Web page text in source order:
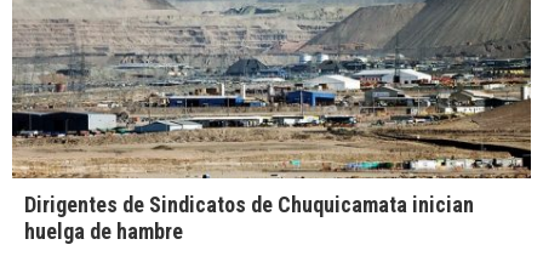
Dirigentes de Sindicatos de Chuquicamata inician
huelga de hambre